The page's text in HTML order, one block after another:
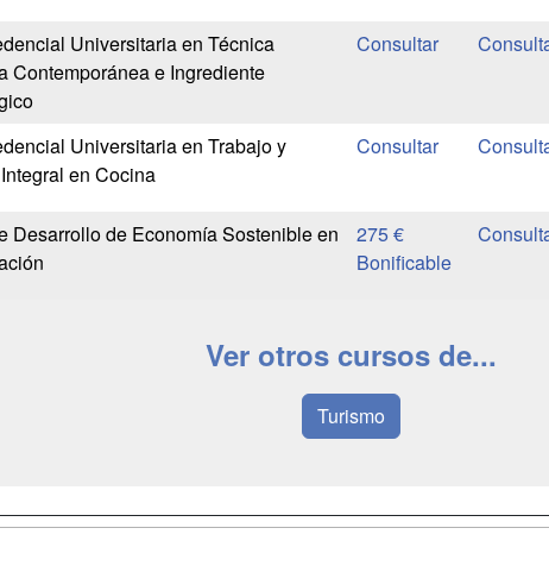
Universitaria en Técnica
Contemporánea e Ingrediente
Universitaria en Trabajo y
en Cocina
Desarrollo de Economía Sostenible en
275 €
Bonificable
Ver otros cursos de...
Turismo